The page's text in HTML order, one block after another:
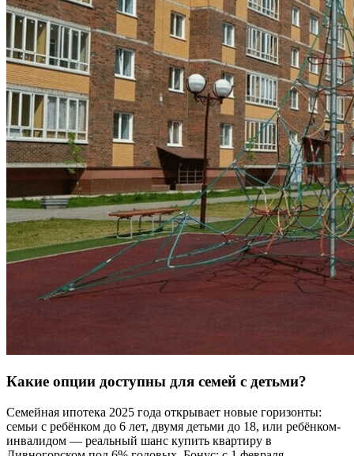
Какие опции доступны для семей с детьми?
Семейная ипотека 2025 года открывает новые горизонты:
семьи с ребёнком до 6 лет, двумя детьми до 18, или ребёнком-
инвалидом — реальный шанс купить квартиру в